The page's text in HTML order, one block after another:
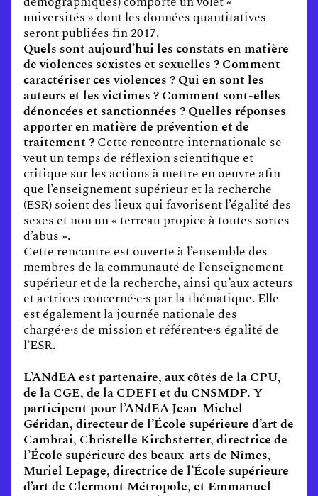
universités » dont les données quantitatives
seront publiées fin 2017.
Quels sont aujourd’hui les constats en matière
de violences sexistes et sexuelles ? Comment
caractériser ces violences ? Qui en sont les
auteurs et les victimes ? Comment sont-elles
dénoncées et sanctionnées ? Quelles réponses
apporter en matière de prévention et de
traitement ?Cette rencontre internationale se
veut un temps de réflexion scientifique et
critique sur les actions à mettre en oeuvre afin
que l’enseignement supérieur et la recherche
(ESR) soient des lieux qui favorisent l’égalité des
sexes et non un « terreau propice à toutes sortes
d’abus ».
Cette rencontre est ouverte à l’ensemble des
membres de la communauté de l’enseignement
supérieur et de la recherche, ainsi qu’aux acteurs
et actrices concerné·e·s par la thématique. Elle
est également la journée nationale des
chargé·e·s de mission et référent·e·s égalité de
l’ESR.
L’ANdEA est partenaire, aux côtés de la CPU,
de la CGE, de la CDEFI et du CNSMDP. Y
participent pour l’ANdEA Jean-Michel
Géridan, directeur de l’École supérieure d’art de
Cambrai, Christelle Kirchstetter, directrice de
l’École supérieure des beaux-arts de Nîmes,
Muriel Lepage, directrice de l’École supérieure
d’art de Clermont Métropole, et Emmanuel